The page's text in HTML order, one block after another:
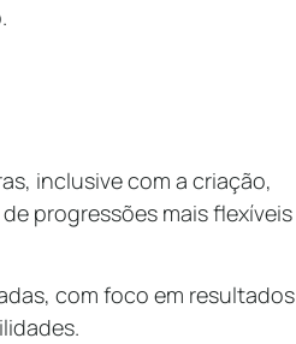
inclusive com a criação,
progressões mais flexíveis
com foco em resultados